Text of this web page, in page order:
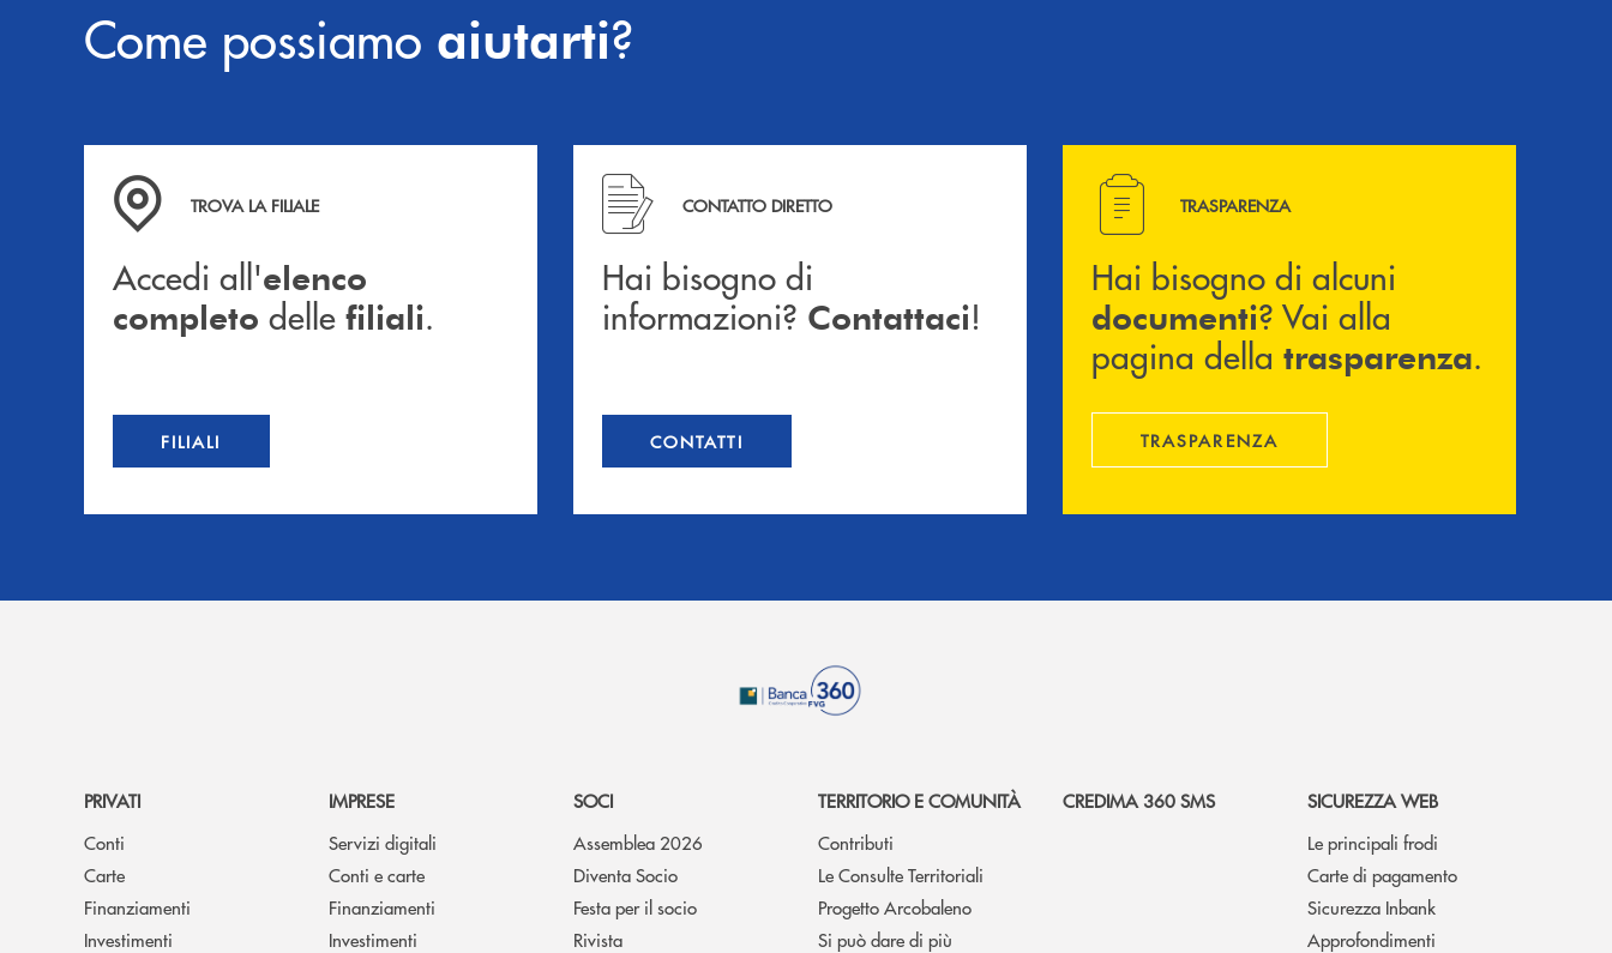
Come possiamo aiutarti?
Accedi all' elenco completo delle filiali .
TROVA LA FILIALE
Accedi all'elenco
completo delle filiali.
FILIALI
Hai bisogno di informazioni? Contattaci !
CONTATTO DIRETTO
Hai bisogno di
informazioni? Contattaci!
CONTATTI
Hai bisogno di alcuni documenti ? Vai alla pagina della
TRASPARENZA
Hai bisogno di alcuni
documenti? Vai alla
pagina della trasparenza.
TRASPARENZA
PRIVATI
Conti
Carte
Finanziamenti
Investimenti
IMPRESE
Servizi digitali
Conti e carte
Finanziamenti
Investimenti
SOCI
Assemblea 2026
Diventa Socio
Festa per il socio
Rivista
TERRITORIO E COMUNITÀ
Contributi
Le Consulte Territoriali
Progetto Arcobaleno
Si può dare di più
CREDIMA 360 SMS
SICUREZZA WEB
Le principali frodi
Carte di pagamento
Sicurezza Inbank
Approfondimenti